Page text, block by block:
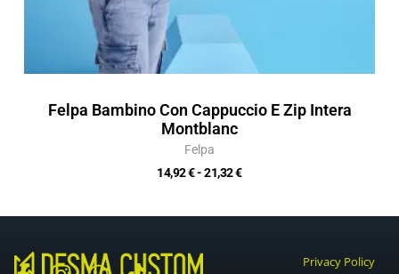
Felpa Bambino Con Cappuccio E Zip Intera
Montblanc
Felpa
14,92€- 21,32€
Privacy Policy